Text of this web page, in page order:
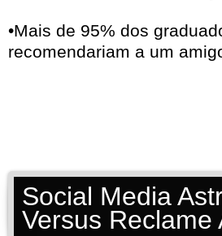
•Mais de 95% dos
recomendariam a um
Social Media
Versus Reclame